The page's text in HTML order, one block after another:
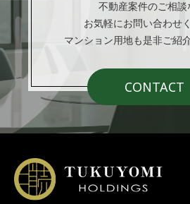
不動産案件のご相談
お気軽にお問い合わせ
マンション用地も是非ご紹
CONTACT